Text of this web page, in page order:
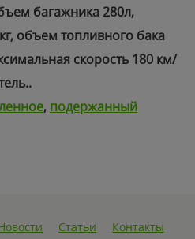
багажника 280л,
объем топливного бака
скорость 180 км/
, подержанный
Статьи
Контакты